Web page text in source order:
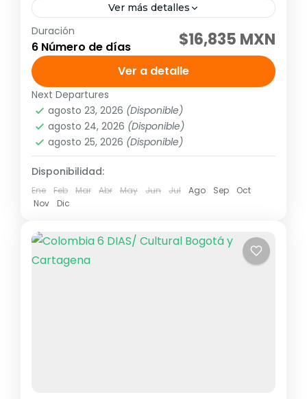
Ver más detalles
Visitando: City Tour + Monserrate en
español en privado Visita Catedral de Sal
de Zipaquirá en privado City Tour +
Graffitour en privado Visita Peñol...
América,Sudamérica
2 People
Duración
6 Número de días $16,835 MXN
Ver a detalle
Next Departures
agosto 23, 2026 (Disponible)
agosto 24, 2026 (Disponible)
agosto 25, 2026 (Disponible)
Disponibilidad:
Ene Feb Mar Abr May Jun Jul Ago Sep
Oct
Nov
Dic